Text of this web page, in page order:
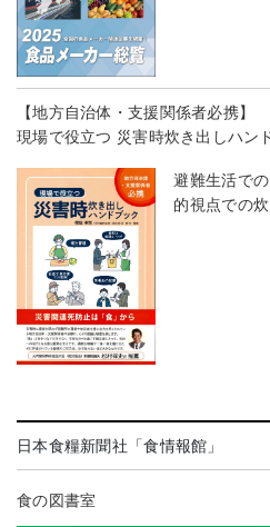
【地方自治体・支援関係者必携】
現場で役立つ 災害時炊き出しハン
避難生活で
的視点での
日本食糧新聞社「食情報館」
食の図書室